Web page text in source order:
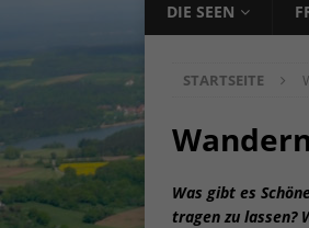
DIE SEEN
STARTSEITE
Was gibt es
tragen zu lassen?